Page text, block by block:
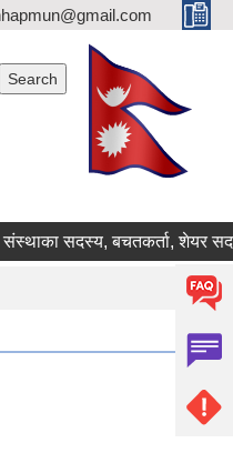
सदस्य, बचतकर्ता, शेयर सदस्य